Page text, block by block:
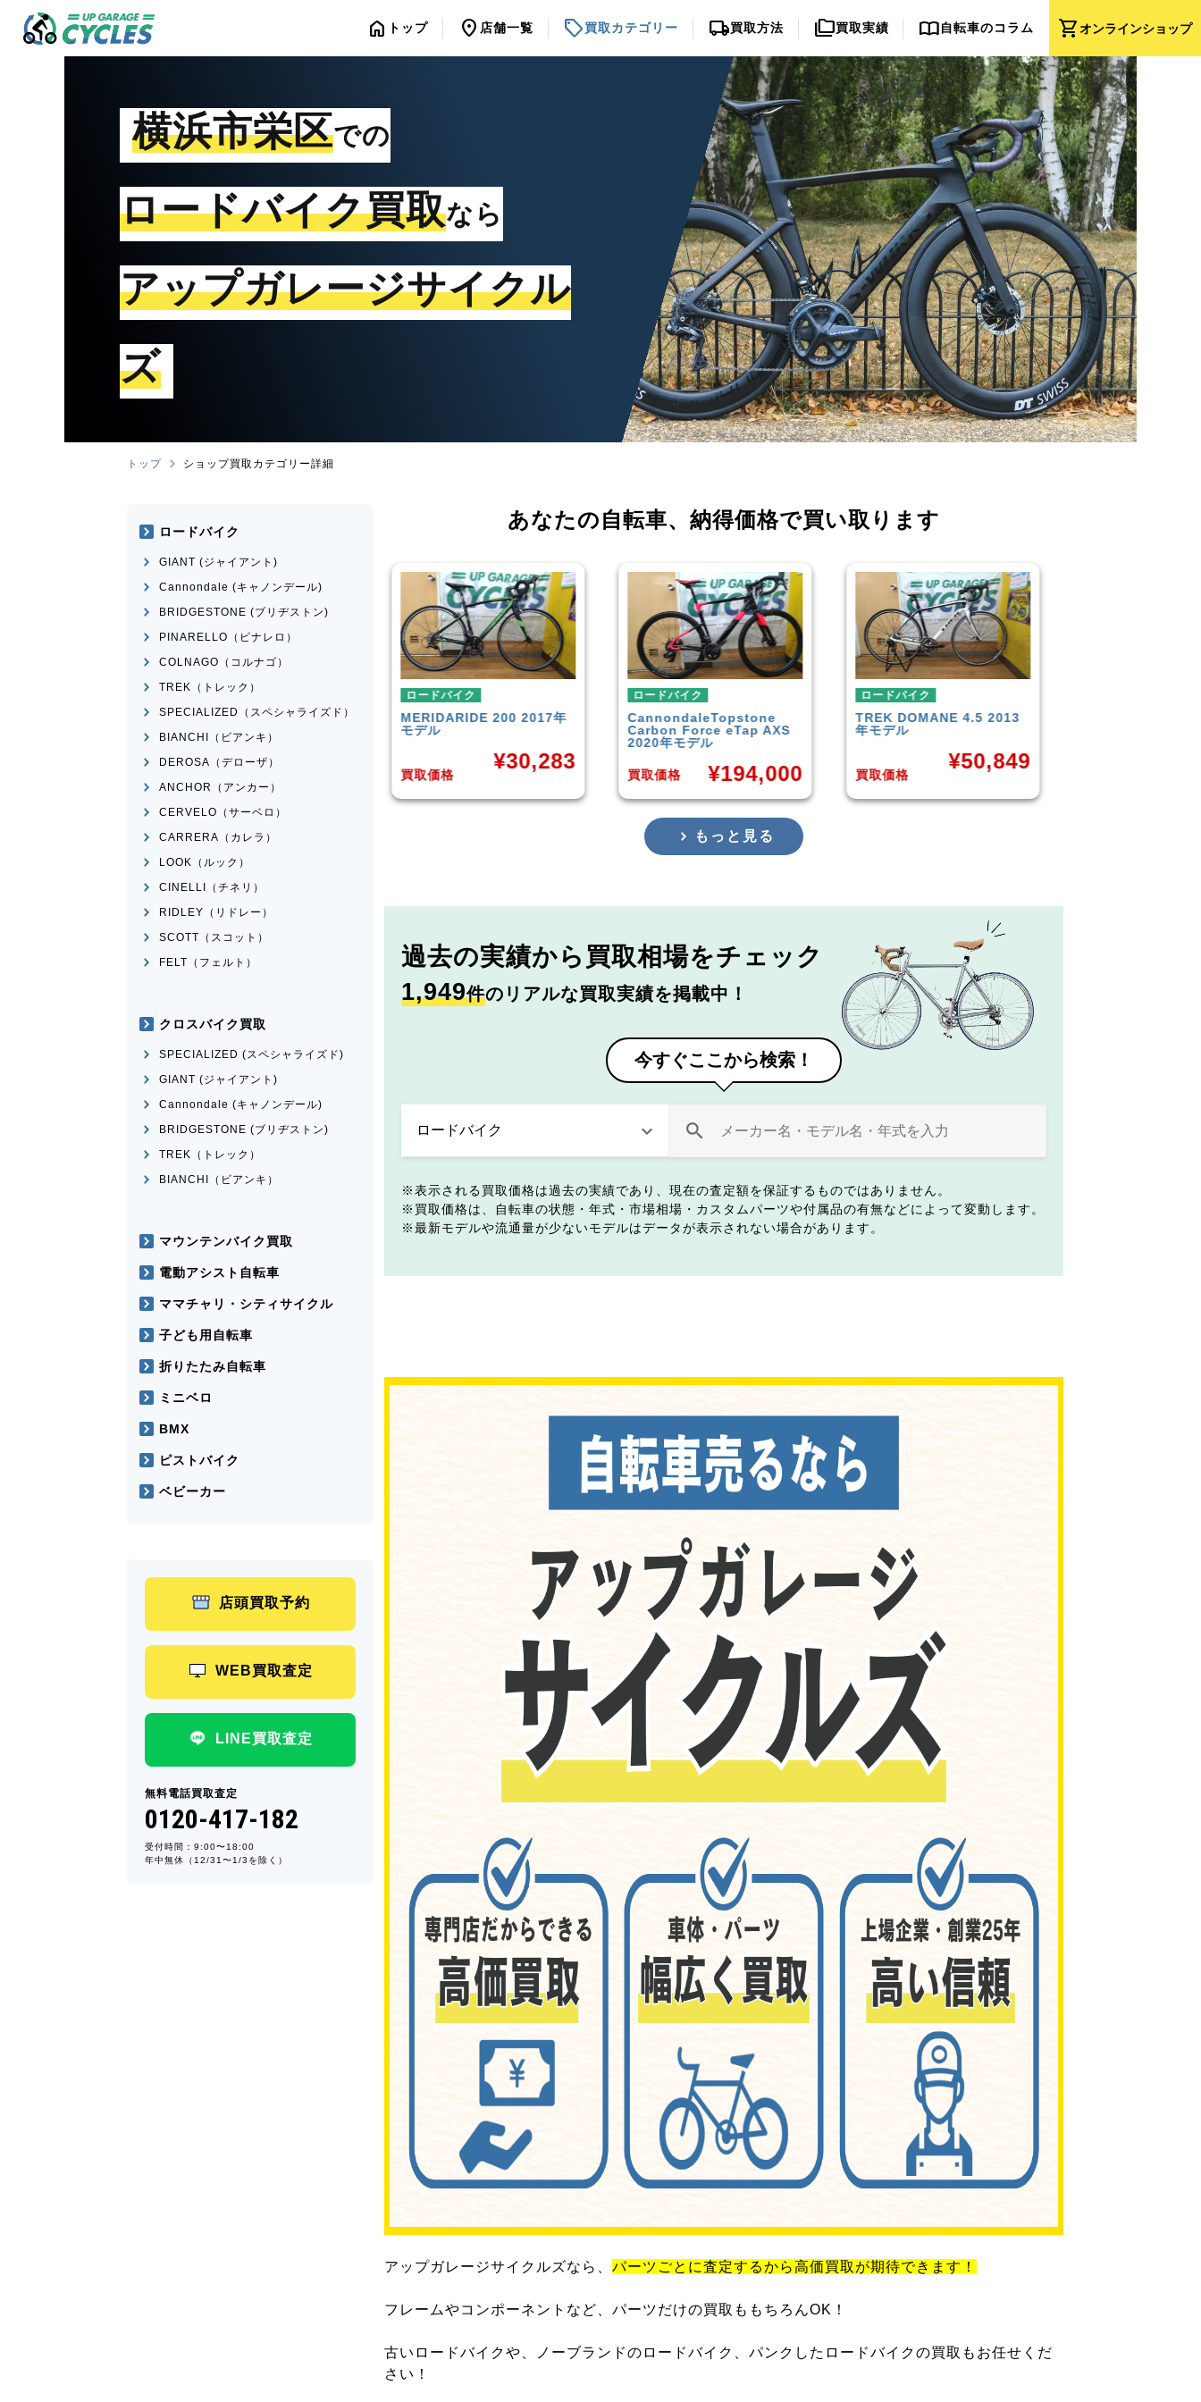
shopping_cartオンラインショップ
home トップ location_on 店舗一覧 sell買取カテゴリー local_shipping買取方法 folder_copy買取実績 import_contacts自転車のコラム
横浜市栄区での
ロードバイク買取なら
アップガレージサイクル
ズ
トップ ショップ買取カテゴリー詳細
あなたの自転車、 納得価格で買い取ります
ロードバイク
BRIDGESTONEANCHOR
RHM9 2011年頃モデル
¥
ロードバイク
MERIDARIDE 200 2017年
モデル
買取価格
¥30,283
ロードバイク
CannondaleTopstone
Carbon Force eTap AXS
2020年モデル
買取価格 ¥194,000
ロードバイク
TREK DOMANE 4.5 2013
年モデル
買取価格
¥50,849
もっと見る
過去の実績から 買取相場をチェック
1,949件のリアルな買取実績を掲載中！
今すぐここから検索！
表示される買取価格は過去の実績であり、現在の査定額を保証するものではありません。
買取価格は、自転車の状態・年式・市場相場・カスタムパーツや付属品の有無などによって変動します。
最新モデルや流通量が少ないモデルはデータが表示されない場合があります。
アップガレージサイクルズなら、 パーツごとに査定するから高価買取が期待できます！
フレームやコンポーネントなど、パーツだけの買取ももちろんOK！
古いロードバイクや、ノーブランドのロードバイク、パンクしたロードバイクの買取もお任せくだ
さい！
ロードバイク
GIANT (ジャイアント)
Cannondale (キャノンデール)
BRIDGESTONE (ブリヂストン)
PINARELLO（ピナレロ）
COLNAGO（コルナゴ）
TREK（トレック）
SPECIALIZED（スペシャライズド）
BIANCHI（ビアンキ）
DEROSA（デローザ）
ANCHOR（アンカー）
CERVELO（サーベロ）
CARRERA（カレラ）
LOOK（ルック）
CINELLI（チネリ）
RIDLEY（リドレー）
SCOTT（スコット）
FELT（フェルト）
クロスバイク買取
SPECIALIZED (スペシャライズド)
GIANT (ジャイアント)
Cannondale (キャノンデール)
BRIDGESTONE (ブリヂストン)
TREK（トレック）
BIANCHI（ビアンキ）
マウンテンバイク買取
電動アシスト自転車
ママチャリ・シティサイクル
子ども用自転車
折りたたみ自転車
ミニベロ
BMX
ピストバイク
ベビーカー
店頭買取予約
WEB買取査定
LINE買取査定
無料電話買取査定
0120-417-182
受付時間：9:00〜18:00
年中無休（12/31〜1/3を除く）